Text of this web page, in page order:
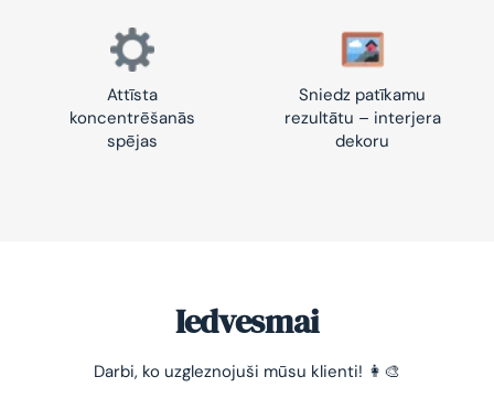
Attīsta
koncentrēšanās
spējas
Sniedz patīkamu
rezultātu – interjera
dekoru
Iedvesmai
Darbi, ko uzgleznojuši mūsu klienti! 👩‍🎨
-10% pirmajam pasūtījumam
Vienkāršs veids, kā atslābināties un nomierināt